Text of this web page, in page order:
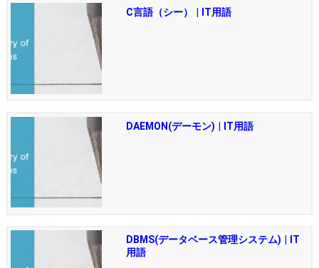
C言語（シー） | IT用語
DAEMON(デーモン) | IT用語
DBMS(データベース管理システム) | IT
用語